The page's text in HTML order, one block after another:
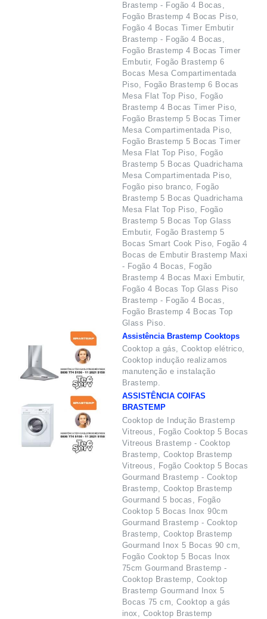
Brastemp - Fogão 4 Bocas,
Fogão Brastemp 4 Bocas Piso,
Fogão 4 Bocas Timer Embutir
Brastemp - Fogão 4 Bocas,
Fogão Brastemp 4 Bocas Timer
Embutir, Fogão Brastemp 6
Bocas Mesa Compartimentada
Piso, Fogão Brastemp 6 Bocas
Mesa Flat Top Piso, Fogão
Brastemp 4 Bocas Timer Piso,
Fogão Brastemp 5 Bocas Timer
Mesa Compartimentada Piso,
Fogão Brastemp 5 Bocas Timer
Mesa Flat Top Piso, Fogão
Brastemp 5 Bocas Quadrichama
Mesa Compartimentada Piso,
Fogão piso branco, Fogão
Brastemp 5 Bocas Quadrichama
Mesa Flat Top Piso, Fogão
Brastemp 5 Bocas Top Glass
Embutir, Fogão Brastemp 5
Bocas Smart Cook Piso, Fogão 4
Bocas de Embutir Brastemp Maxi
- Fogão 4 Bocas, Fogão
Brastemp 4 Bocas Maxi Embutir,
Fogão 4 Bocas Top Glass Piso
Brastemp - Fogão 4 Bocas,
Fogão Brastemp 4 Bocas Top
Glass Piso.
Assistência Brastemp Cooktops
Cooktop a gás, Cooktop elétrico,
Cooktop indução realizamos
manutenção e instalação
Brastemp.
ASSISTÊNCIA COIFAS
BRASTEMP
Cooktop de Indução Brastemp
Vitreous, Fogão Cooktop 5 Bocas
Vitreous Brastemp - Cooktop
Brastemp, Cooktop Brastemp
Vitreous, Fogão Cooktop 5 Bocas
Gourmand Brastemp - Cooktop
Brastemp, Cooktop Brastemp
Gourmand 5 bocas, Fogão
Cooktop 5 Bocas Inox 90cm
Gourmand Brastemp - Cooktop
Brastemp, Cooktop Brastemp
Gourmand Inox 5 Bocas 90 cm,
Fogão Cooktop 5 Bocas Inox
75cm Gourmand Brastemp -
Cooktop Brastemp, Cooktop
Brastemp Gourmand Inox 5
Bocas 75 cm, Cooktop a gás
inox, Cooktop Brastemp